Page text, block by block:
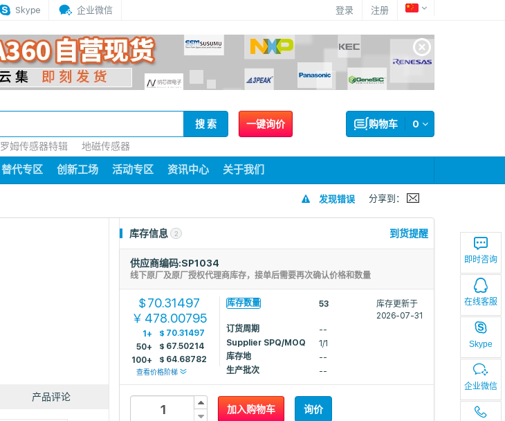
Skype 企业微信 登录 注册
即时咨询
在线客服
Skype
企业微信
一键询价 0
购物车
搜 索
罗姆传感器特辑 地磁传感器
替代专区 创新工场 活动专区 资讯中心 关于我们
发现错误 分享到：
产品评论
库存信息 2 到货提醒
供应商编码:SP1034
线下原厂及原厂授权代理商库存，接单后需要再次确认价格和数量
$70.31497
￥ 478.00795
查看价格阶梯
1+ $ 70.31497
50+
$ 67.50214
100+
$ 64.68782
库存数量 53
库存更新于
2026-07-31
订货周期
--
Supplier SPQ/MOQ
1/1
库存地
--
生产批次
--
加入购物车 询价